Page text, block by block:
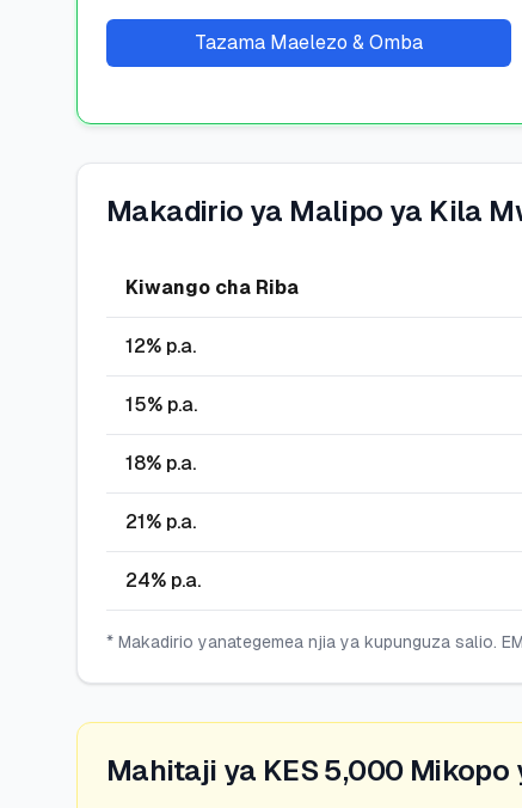
Tazama Maelezo & Omba
Makadirio ya Malipo ya Kila
Kiwango cha Riba
12% p.a.
15% p.a.
18% p.a.
21% p.a.
24% p.a.
* Makadirio yanategemea njia ya kupunguza salio.
Mahitaji ya KES 5,000 Mikopo